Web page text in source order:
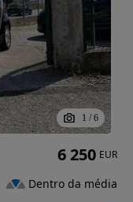
1 / 6
6 250 EUR
Dentro da média